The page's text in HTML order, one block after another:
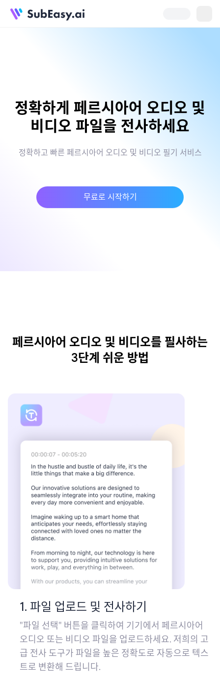
정확하게 페르시아어 오디오 및
비디오 파일을 전사하세요
정확하고 빠른 페르시아어 오디오 및 비디오 필기 서비스
무료로 시작하기
페르시아어 오디오 및 비디오를 필사하는
3단계 쉬운 방법
1. 파일 업로드 및 전사하기
"파일 선택" 버튼을 클릭하여 기기에서 페르시아어
오디오 또는 비디오 파일을 업로드하세요. 저희의 고
급 전사 도구가 파일을 높은 정확도로 자동으로 텍스
트로 변환해 드립니다.